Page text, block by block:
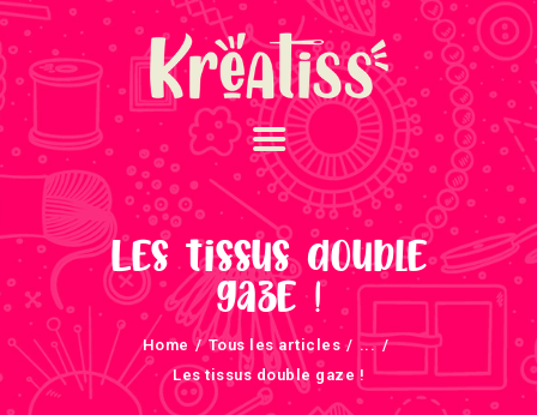
Les tissus double
gaze !
Home Tous les articles
...
Les tissus double gaze !
ACCUEIL
NOS UNIVERS
ARRIVAGES
ATELIERS ET
ÉVÈNEMENTS
INFOS ÉVÈNEMENTS